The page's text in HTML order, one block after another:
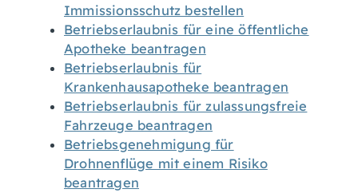
Immissionsschutz bestellen
Betriebserlaubnis für eine öffentliche
Apotheke beantragen
Betriebserlaubnis für
Krankenhausapotheke beantragen
Betriebserlaubnis für zulassungsfreie
Fahrzeuge beantragen
Betriebsgenehmigung für
Drohnenflüge mit einem Risiko
beantragen